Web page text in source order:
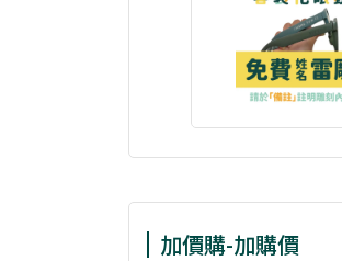
加價購-加購價